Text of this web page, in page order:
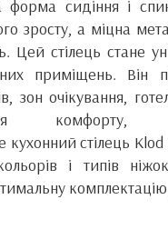
сидіння і
зросту, а міцна
Цей стілець стане
приміщень. Він
зон очікування,
комфорту,
кухонний стілець
і типів